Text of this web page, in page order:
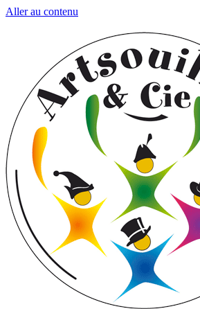
Aller au contenu